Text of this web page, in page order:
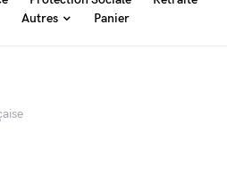
Autres
Panier